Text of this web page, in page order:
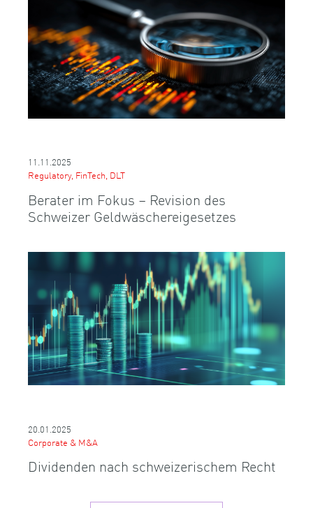
11.11.2025
Regulatory, FinTech, DLT
Berater im Fokus – Revision des
Schweizer Geldwäschereigesetzes
20.01.2025
Corporate & M&A
Dividenden nach schweizerischem Recht